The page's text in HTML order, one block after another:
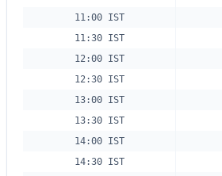
11:00 IST
11:30 IST
12:00 IST
12:30 IST
13:00 IST
13:30 IST
14:00 IST
14:30 IST